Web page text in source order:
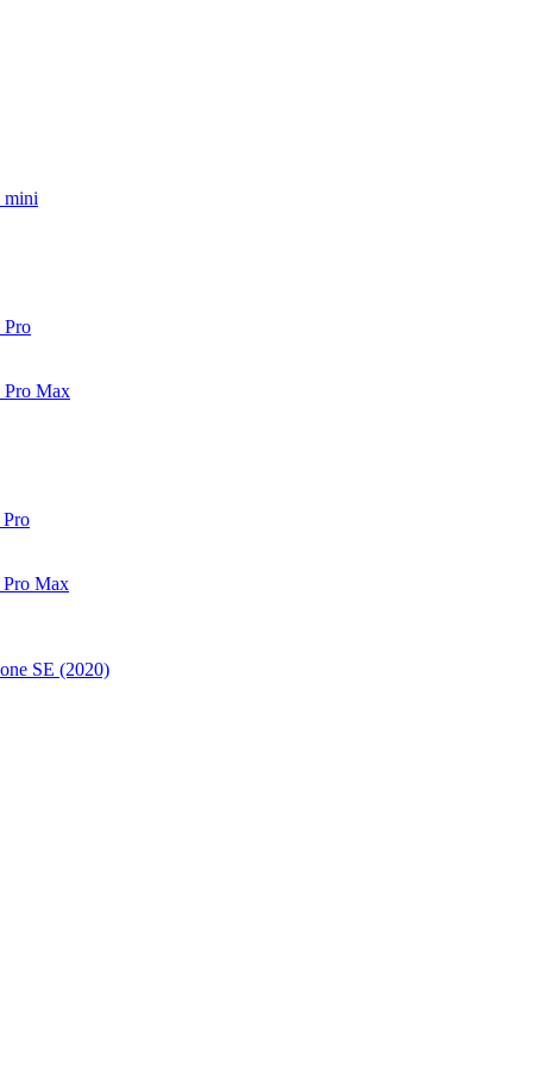
mini
Pro
Pro Max
Pro Max
SE (2020)